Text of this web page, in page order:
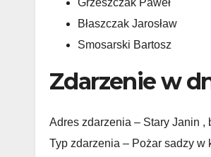
Grzeszczak Paweł
Błaszczak Jarosław
Smosarski Bartosz
Zdarzenie w
Adres zdarzenia – Stary Janin
Typ zdarzenia – Pożar sadzy w